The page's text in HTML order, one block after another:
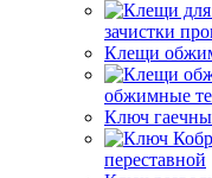
зачистки
Клещи
обжимные
Ключ
переставной